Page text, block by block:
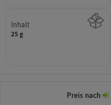
Inhalt
25 g
Preis nach